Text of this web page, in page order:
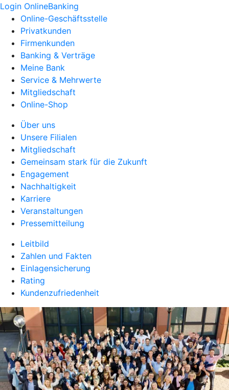
Login OnlineBanking
Online-Geschäftsstelle
Privatkunden
Firmenkunden
Banking & Verträge
Meine Bank
Service & Mehrwerte
Mitgliedschaft
Online-Shop
Über uns
Unsere Filialen
Mitgliedschaft
Gemeinsam stark für die Zukunft
Engagement
Nachhaltigkeit
Karriere
Veranstaltungen
Pressemitteilung
Leitbild
Zahlen und Fakten
Einlagensicherung
Rating
Kundenzufriedenheit